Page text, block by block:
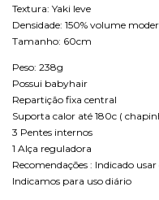
Textura: Yaki leve
Densidade: 150% volume
Tamanho: 60cm
Peso: 238g
Possui babyhair
Repartição fixa central
Suporta calor até 180c (
3 Pentes internos
1 Alça reguladora
Recomendações : Indicado
Indicamos para uso diário